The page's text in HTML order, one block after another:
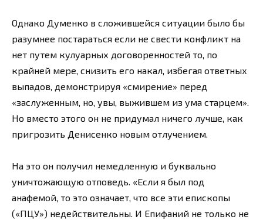
Однако Думенко в сложившейся ситуации было бы
разумнее постараться если не свести конфликт на
нет путем кулуарных договоренностей то, по
крайней мере, снизить его накал, избегая ответных
выпадов, демонстрируя «смирение» перед
«заслуженным, но, увы, выжившем из ума старцем».
Но вместо этого он не придумал ничего лучше, как
пригрозить Денисенко новым отлучением.
На это он получил немедленную и буквально
уничтожающую отповедь. «Если я был под
анафемой, то это означает, что все эти епископы
(«ПЦУ») недействительны. И Епифаний не только не